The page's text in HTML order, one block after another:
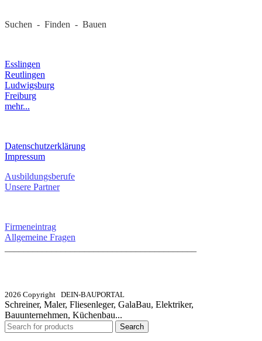
Suchen - Finden - Bauen
Esslingen
Reutlingen
Ludwigsburg
Freiburg
mehr...
Datenschutzerklärung
Impressum
Ausbildungsberufe
Unsere Partner
Firmeneintrag
Allgemeine Fragen
2026 Copyright DEIN-BAUPORTAL
Schreiner, Maler, Fliesenleger, GalaBau, Elektriker,
Bauunternehmen, Küchenbau...
Search